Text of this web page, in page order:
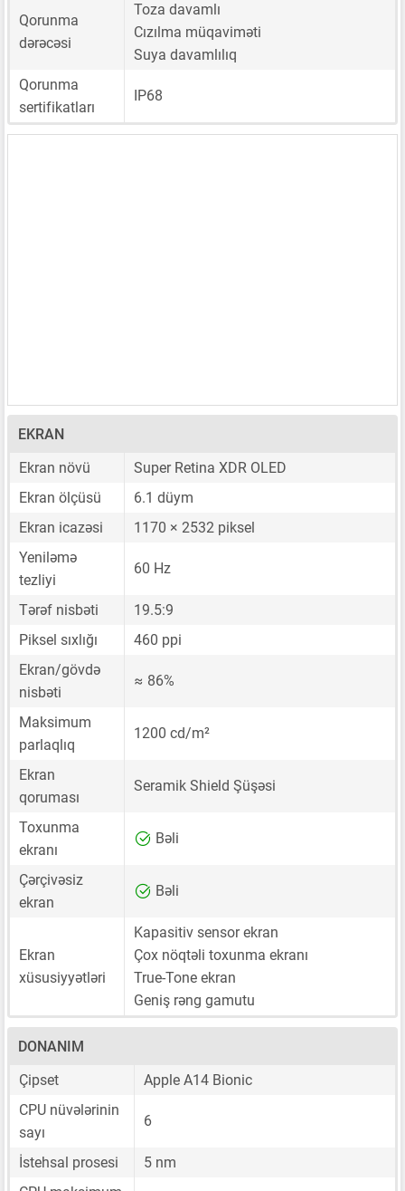
Qorunma
dərəcəsi
Toza davamlı
Cızılma müqaviməti
Suya davamlılıq
Qorunma
sertifikatları
IP68
EKRAN
Ekran növü
Super Retina XDR OLED
Ekran ölçüsü
6.1 düym
Ekran icazəsi
1170 × 2532 piksel
Yeniləmə
tezliyi
60 Hz
Tərəf nisbəti
19.5:9
Piksel sıxlığı
460 ppi
Ekran/gövdə
nisbəti
≈ 86%
Maksimum
parlaqlıq
1200 cd/m²
Ekran
qoruması
Seramik Shield Şüşəsi
Toxunma
ekranı
Bəli
Çərçivəsiz
ekran
Bəli
Ekran
xüsusiyyətləri
Kapasitiv sensor ekran
Çox nöqtəli toxunma ekranı
True-Tone ekran
Geniş rəng gamutu
DONANIM
Çipset
Apple A14 Bionic
CPU nüvələrinin
sayı
6
İstehsal prosesi
5 nm